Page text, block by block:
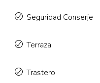
Seguridad Conserje
Terraza
Trastero